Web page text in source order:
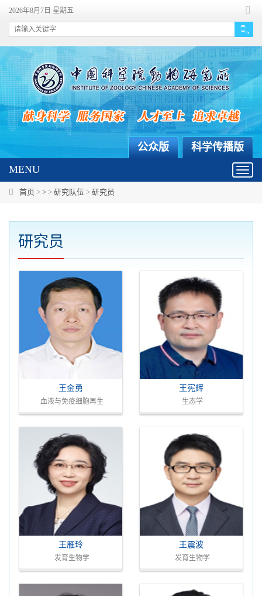
2026年8月7日 星期五
科学传播版
公众版
MENU
首页 > > > 研究队伍 > 研究员
研究员
王金勇
血液与免疫细胞再生
王宪辉
生态学
王雁玲
发育生物学
王震波
发育生物学